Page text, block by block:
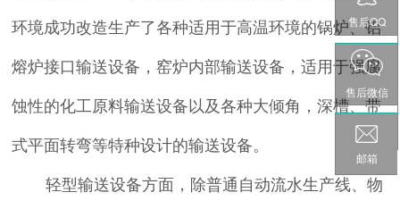
环境成功改造生产了各种适用于高温环境的锅炉、铝
熔炉接口输送设备，窑炉内部输送设备，适用于强腐
蚀性的化工原料输送设备以及各种大倾角，深槽、带
式平面转弯等特种设计的输送设备。
轻型输送设备方面，除普通自动流水生产线、物
售后QQ
售后微信
邮箱